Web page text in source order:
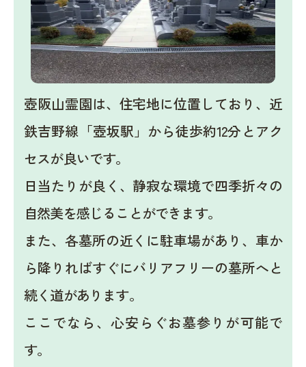
壺阪山霊園は、住宅地に位置しており、近
鉄吉野線「壺坂駅」から徒歩約12分とアク
セスが良いです。
日当たりが良く、静寂な環境で四季折々の
自然美を感じることができます。
また、各墓所の近くに駐車場があり、車か
ら降りればすぐにバリアフリーの墓所へと
続く道があります。
ここでなら、心安らぐお墓参りが可能で
す。